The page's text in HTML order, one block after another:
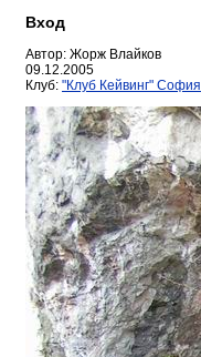
Вход
Автор: Жорж Влайков
09.12.2005
Клуб: "Клуб Кейвинг" София